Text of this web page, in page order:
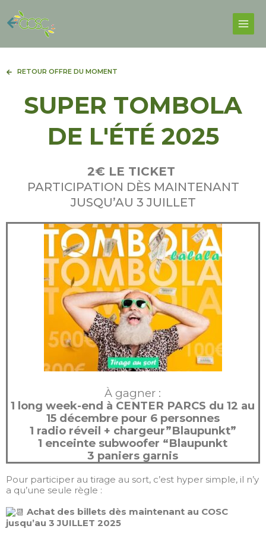
content
Menu
RETOUR OFFRE DU MOMENT
SUPER TOMBOLA
DE L'ÉTÉ 2025
2€ LE TICKET
PARTICIPATION DÈS MAINTENANT
JUSQU’AU 3 JUILLET
À gagner :
1 long week-end à CENTER PARCS du 12 au
15 décembre pour 6 personnes
1 radio réveil + chargeur”Blaupunkt”
1 enceinte subwoofer “Blaupunkt
3 paniers garnis
Pour participer au tirage au sort, c’est hyper simple, il n’y
a qu’une seule règle :
Achat des billets dès maintenant au COSC
jusqu’au 3 JUILLET 2025